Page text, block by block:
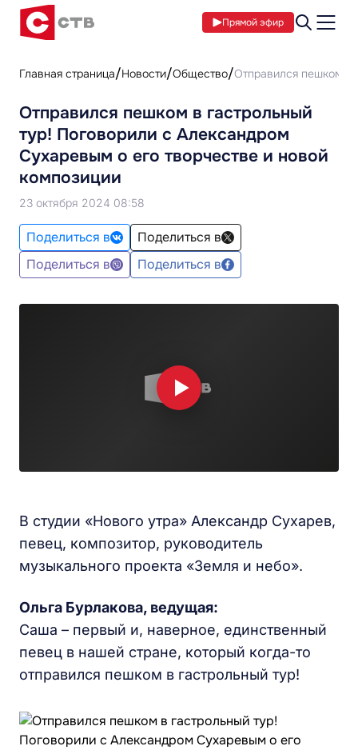
Прямой эфир
Главная страница Новости Общество Отправился пешком в
Отправился пешком в гастрольный
тур! Поговорили с Александром
Сухаревым о его творчестве и новой
композиции
23 октября 2024 08:58
Поделиться в
Поделиться в
Поделиться в
Поделиться в
В студии «Нового утра» Александр Сухарев,
певец, композитор, руководитель
музыкального проекта «Земля и небо».
Ольга Бурлакова, ведущая:
Саша – первый и, наверное, единственный
певец в нашей стране, который когда-то
отправился пешком в гастрольный тур!